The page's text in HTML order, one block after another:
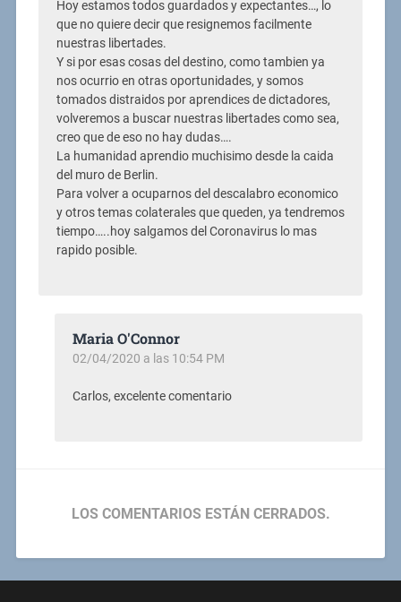
Hoy estamos todos guardados y expectantes…, lo
que no quiere decir que resignemos facilmente
nuestras libertades.
Y si por esas cosas del destino, como tambien ya
nos ocurrio en otras oportunidades, y somos
tomados distraidos por aprendices de dictadores,
volveremos a buscar nuestras libertades como sea,
creo que de eso no hay dudas….
La humanidad aprendio muchisimo desde la caida
del muro de Berlin.
Para volver a ocuparnos del descalabro economico
y otros temas colaterales que queden, ya tendremos
tiempo…..hoy salgamos del Coronavirus lo mas
rapido posible.
Maria O'Connor
02/04/2020 a las 10:54 PM
Carlos, excelente comentario
LOS COMENTARIOS ESTÁN CERRADOS.